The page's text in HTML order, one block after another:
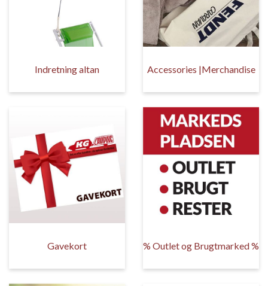
Indretning altan Accessories |Merchandise
Gavekort % Outlet og Brugtmarked %